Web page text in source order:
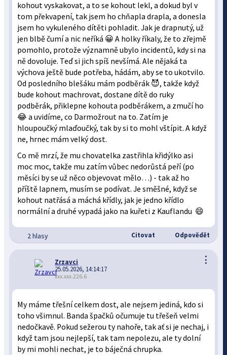
kohout vyskakovat, a to se kohout lekl, a dokud byl v
tom překvapení, tak jsem ho chňapla drapla, a donesla
jsem ho vykuleného dítěti pohladit. Jak je drapnutý, už
jen blbě čumí a nic neříká 😀 A holky říkaly, že to zřejmě
pomohlo, protože významně ubylo incidentů, kdy si na
ně dovoluje. Teď si jich spíš nevšímá. Ale nějaká ta
výchova ještě bude potřeba, hádám, aby se to ukotvilo.
Od posledního blešáku mám podběrák 😈, takže když
bude kohout machrovat, dostane dítě do ruky
podběrák, přiklepne kohouta podběrákem, a zmučí ho
😂 a uvidíme, co Darmožrout na to. Zatím je
hloupoučký mlaďoučký, tak by si to mohl vštípit. A když
ne, hrnec mám velký dost.
Co mě mrzí, že mu chovatelka zastřihla křidýlko asi
moc moc, takže mu zatím vůbec nedorůstá peří (po
měsíci by se už něco objevovat mělo…) - tak až ho
příště lapnem, musím se podívat. Je směšné, když se
kohout natřásá a máchá křídly, jak je jedno křídlo
normální a druhé vypadá jako na kuřeti z Kauflandu 😄
2 hlasy Citovat Odpovědět
⋮
Zrzavci
25.05.2026, 14:14:17
xxx.xxx.226.6
My máme třešní celkem dost, ale nejsem jediná, kdo si
toho všimnul. Banda špačků očumuje tu třešeň velmi
nedočkavě. Pokud sežerou ty nahoře, tak ať si je nechaj, i
když tam jsou nejlepší, tak tam nepolezu, ale ty dolní
by mi mohli nechat, je to báječná chrupka.